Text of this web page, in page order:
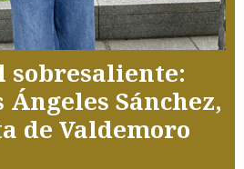
sobresaliente:
Sánchez,
de Valdemoro